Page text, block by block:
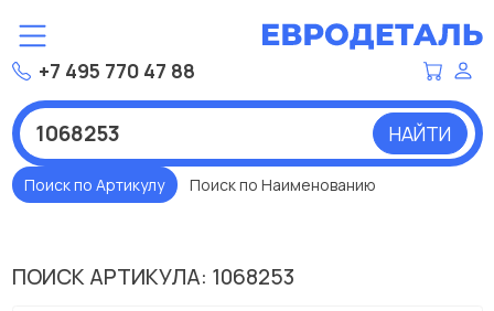
+7 495 770 47 88
НАЙТИ
Поиск по Артикулу Поиск по Наименованию
ПОИСК АРТИКУЛА: 1068253